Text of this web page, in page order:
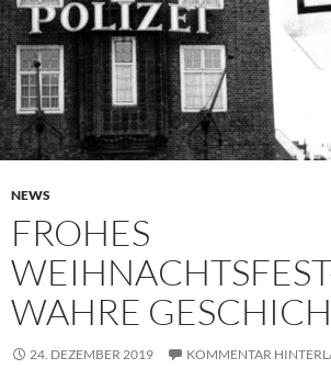
NEWS
FROHES
WAHRE
24. DEZEMBER 2019 KOMMENTAR